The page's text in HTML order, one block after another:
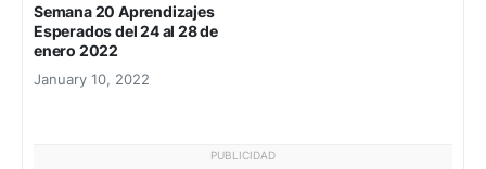
Semana 20 Aprendizajes
Esperados del 24 al 28 de
enero 2022
January 10, 2022
PUBLICIDAD